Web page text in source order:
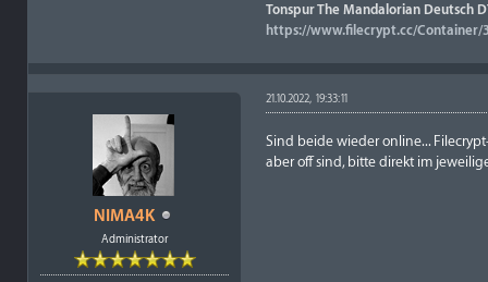
Tonspur The Mandalorian Deutsch
https://www.filecrypt.cc/Container/
NIMA4K
Administrator
21.10.2022, 19:33:11
Sind beide wieder online...
aber off sind, bitte direkt im